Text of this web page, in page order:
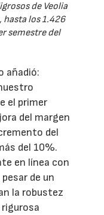
de Veolia
hasta los 1.426
semestre del
añadió:
el primer
del margen
del
del 10%.
en línea con
de un
la robustez